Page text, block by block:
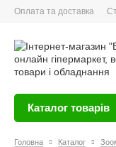
Оплата та доставка
Каталог товарів
Головна Каталог